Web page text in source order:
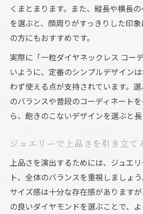
くまとまります。また、縦長や横長
を選ぶと、顔周りがすっきりした印
の方にもおすすめです。
実際に「一粒ダイヤネックレス コー
いように、定番のシンプルデザイン
わず使える点が支持されています。
のバランスや普段のコーディネート
ら、飽きのこないデザインを選ぶと長
ジュエリーで上品さを引き立て
上品さを演出するためには、ジュエ
ト、全体のバランスを重視しましょ
サイズ感は十分な存在感があります
の良いダイヤモンドを選ぶことで、